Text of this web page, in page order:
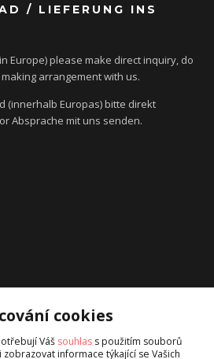
/ LIEFERUNG INS
Europe) please make direct inquiry, do
arrangement with us.
(innerhalb Europas) bitte direkt
Absprache mit uns senden.
cookies
Váš souhlas s použitím souborů
zobrazovat informace týkající se Vašich